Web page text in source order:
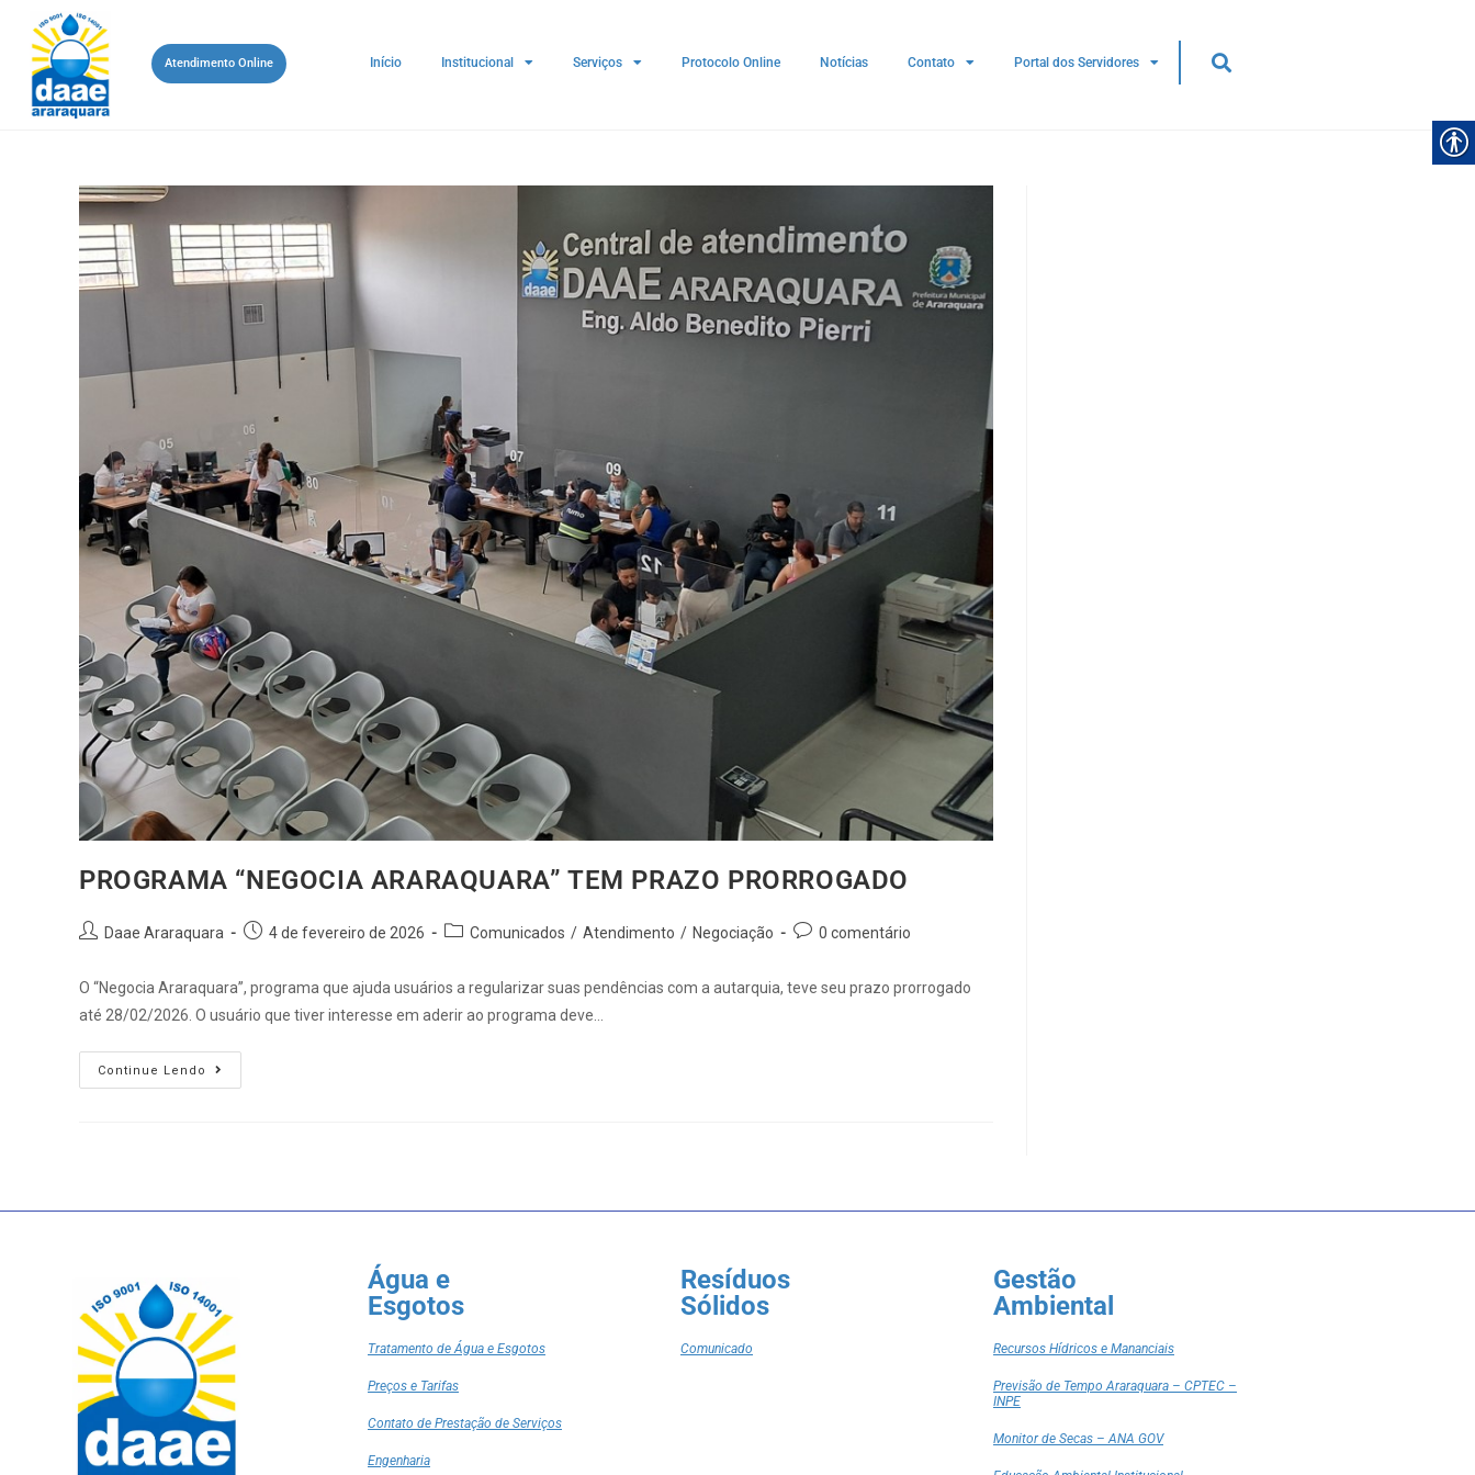
Atendimento Online Início Institucional Serviços Protocolo Online Notícias Contato Portal dos Servidores
PROGRAMA “NEGOCIA ARARAQUARA” TEM PRAZO PRORROGADO
Daae Araraquara 4 de fevereiro de 2026 Comunicados / Atendimento / Negociação 0 comentário
O “Negocia Araraquara”, programa que ajuda usuários a regularizar suas pendências com a autarquia, teve seu prazo prorrogado
até 28/02/2026. O usuário que tiver interesse em aderir ao programa deve…
Continue Lendo
Água e
Esgotos
Tratamento de Água e Esgotos
Preços e Tarifas
Contato de Prestação de Serviços
Engenharia
Resíduos
Sólidos
Comunicado
Gestão
Ambiental
Recursos Hídricos e Mananciais
Previsão de Tempo Araraquara – CPTEC –
INPE
Monitor de Secas – ANA GOV